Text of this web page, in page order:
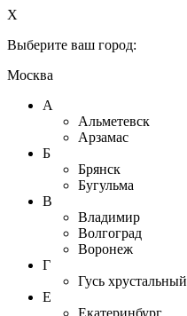
X
Выберите ваш город:
Москва
А
Альметевск
Арзамас
Б
Брянск
Бугульма
В
Владимир
Волгоград
Воронеж
Г
Гусь хрустальный
Е
Екатеринбург